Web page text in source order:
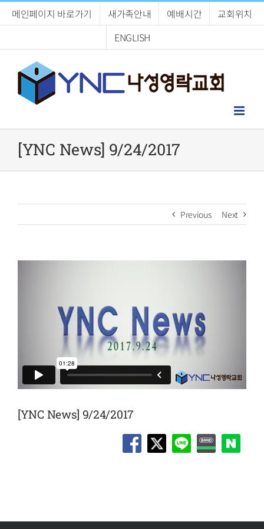
메인페이지 바로가기 새가족안내 예배시간
교회위치
ENGLISH
[YNC News] 9/24/2017
Previous Next
[YNC News] 9/24/2017